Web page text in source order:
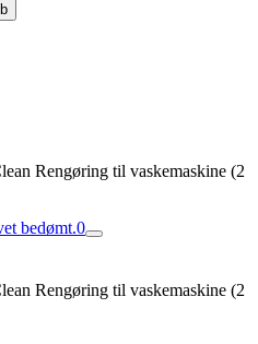
Rengøring til vaskemaskine (2
bedømt.0
Rengøring til vaskemaskine (2